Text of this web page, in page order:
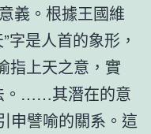
義。根據王國維
字是人首的象形，
指上天之意，實
。……其潛在的意
申譬喻的關系。這